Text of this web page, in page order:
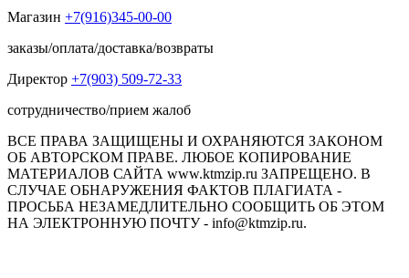
Магазин +7(916)345-00-00
заказы/оплата/доставка/возвраты
Директор +7(903) 509-72-33
сотрудничество/прием жалоб
ВСЕ ПРАВА ЗАЩИЩЕНЫ И ОХРАНЯЮТСЯ ЗАКОНОМ
ОБ АВТОРСКОМ ПРАВЕ. ЛЮБОЕ КОПИРОВАНИЕ
МАТЕРИАЛОВ САЙТА www.ktmzip.ru ЗАПРЕЩЕНО. В
СЛУЧАЕ ОБНАРУЖЕНИЯ ФАКТОВ ПЛАГИАТА -
ПРОСЬБА НЕЗАМЕДЛИТЕЛЬНО СООБЩИТЬ ОБ ЭТОМ
НА ЭЛЕКТРОННУЮ ПОЧТУ - info@ktmzip.ru.